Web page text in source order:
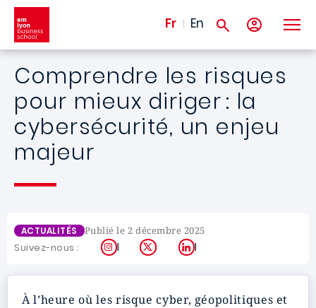
Aller au contenu principal
Fr En
Comprendre les risques
pour mieux diriger : la
cybersécurité, un enjeu
majeur
ACTUALITÉS Publié le 2 décembre 2025
Suivez-nous : Instagram
X LinkedIn
À l’heure où les risque cyber, géopolitiques et